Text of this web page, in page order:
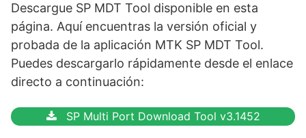
Descargue SP MDT Tool disponible en esta
página. Aquí encuentras la versión oficial y
probada de la aplicación MTK SP MDT Tool.
Puedes descargarlo rápidamente desde el enlace
directo a continuación:
SP Multi Port Download Tool v3.1452